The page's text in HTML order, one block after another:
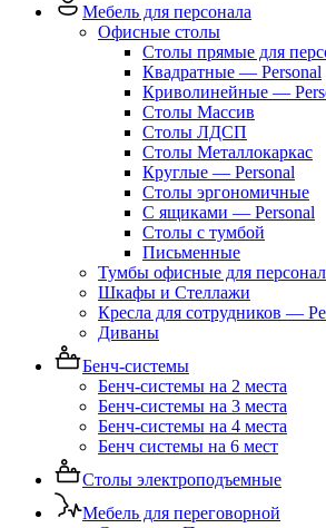
Мебель для персонала
Офисные столы
Столы прямые для
Квадратные — Personal
Криволинейные —
Столы Массив
Столы ЛДСП
Столы Металлокаркас
Круглые — Personal
Столы эргономичные
С ящиками — Personal
Столы с тумбой
Письменные
Тумбы офисные для
Шкафы и Стеллажи
Кресла для сотрудников —
Диваны
Бенч-системы
Бенч-системы на 2 места
Бенч-системы на 3 места
Бенч-системы на 4 места
Бенч системы на 6 мест
Столы электроподъемные
Мебель для переговорной